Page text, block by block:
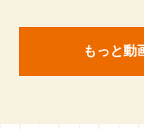
もっと動